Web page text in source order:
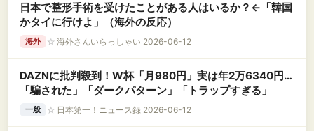
日本で整形手術を受けたことがある人はいるか？←「韓国
かタイに行けよ」（海外の反応）
海外 ☆ 海外さんいらっしゃい 2026-06-12
DAZNに批判殺到！W杯「月980円」実は年2万6340円…
「騙された」「ダークパターン」「トラップすぎる」
一般 ☆ 日本第一！ニュース録 2026-06-12